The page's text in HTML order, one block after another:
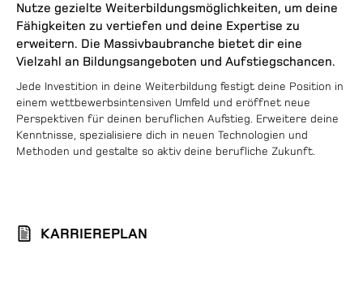
Nutze gezielte Weiterbildungsmöglichkeiten, um deine
Fähigkeiten zu vertiefen und deine Expertise zu
erweitern. Die Massivbaubranche bietet dir eine
Vielzahl an Bildungsangeboten und Aufstiegschancen.
Jede Investition in deine Weiterbildung festigt deine Position in
einem wettbewerbsintensiven Umfeld und eröffnet neue
Perspektiven für deinen beruflichen Aufstieg. Erweitere deine
Kenntnisse, spezialisiere dich in neuen Technologien und
Methoden und gestalte so aktiv deine berufliche Zukunft.
KARRIEREPLAN